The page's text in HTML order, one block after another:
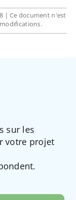
| Ce document n'est
sur les
votre projet